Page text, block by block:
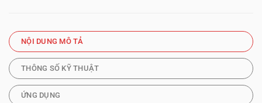
NỘI DUNG MÔ TẢ
THÔNG SỐ KỸ THUẬT
ỨNG DỤNG